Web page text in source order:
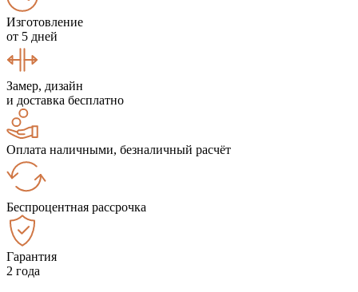
Изготовление
от 5 дней
Замер, дизайн
и доставка бесплатно
Оплата наличными, безналичный расчёт
Беспроцентная рассрочка
Гарантия
2 года